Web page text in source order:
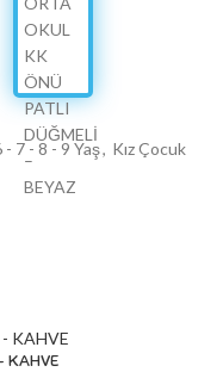
7 - 8 - 9 Yaş, Kız Çocuk